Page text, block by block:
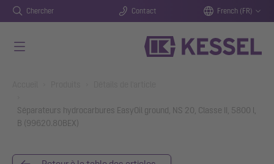
Chercher Contact French (FR)
Séparateurs hydrocarbures EasyOil ground, NS 20, Classe II, 5800 l,
B (99620.80BEX)